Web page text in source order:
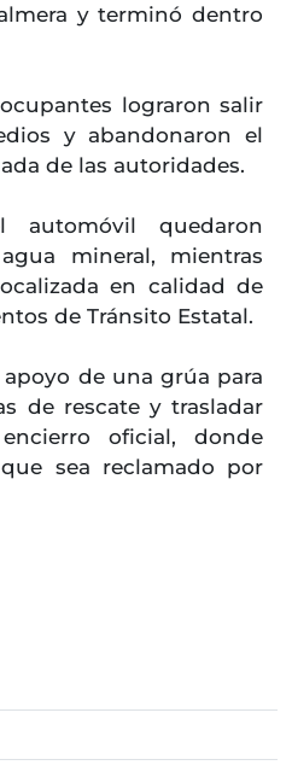
y terminó dentro
lograron salir
y abandonaron el
de las autoridades.
quedaron
mineral, mientras
en calidad de
de Tránsito Estatal.
de una grúa para
de rescate y trasladar
oficial, donde
sea reclamado por